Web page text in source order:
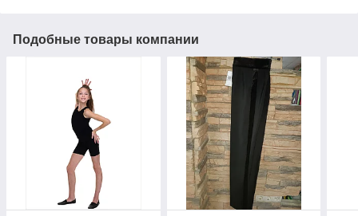
Подобные товары компании